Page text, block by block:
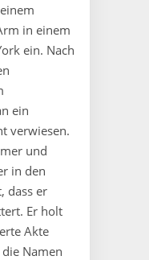
in einem
ein. Nach
ein
verwiesen.
und
in den
dass er
Er holt
Akte
Namen